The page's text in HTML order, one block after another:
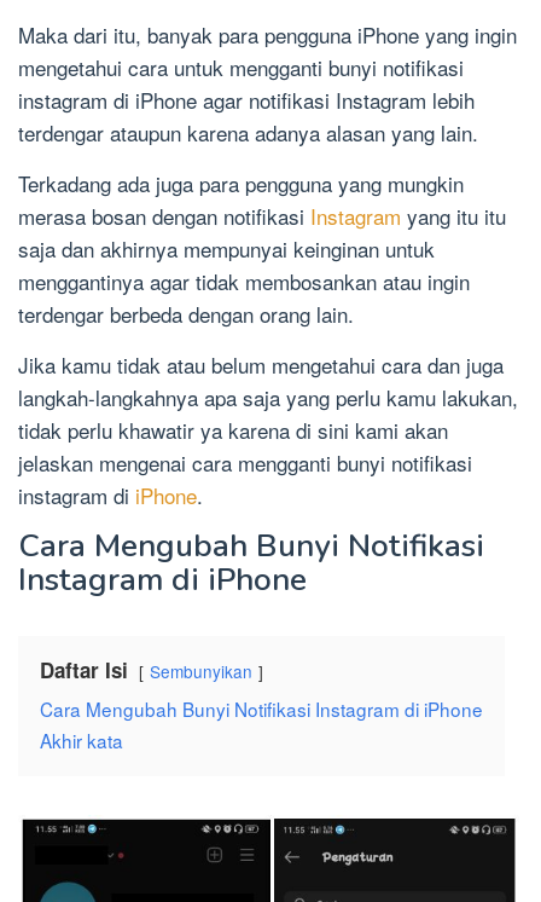
Maka dari itu, banyak para pengguna iPhone yang ingin
mengetahui cara untuk mengganti bunyi notifikasi
instagram di iPhone agar notifikasi Instagram lebih
terdengar ataupun karena adanya alasan yang lain.
Terkadang ada juga para pengguna yang mungkin
merasa bosan dengan notifikasi Instagram yang itu itu
saja dan akhirnya mempunyai keinginan untuk
menggantinya agar tidak membosankan atau ingin
terdengar berbeda dengan orang lain.
Jika kamu tidak atau belum mengetahui cara dan juga
langkah-langkahnya apa saja yang perlu kamu lakukan,
tidak perlu khawatir ya karena di sini kami akan
jelaskan mengenai cara mengganti bunyi notifikasi
instagram di iPhone.
Cara Mengubah Bunyi Notifikasi
Instagram di iPhone
Daftar Isi Sembunyikan
Cara Mengubah Bunyi Notifikasi Instagram di iPhone
Akhir kata